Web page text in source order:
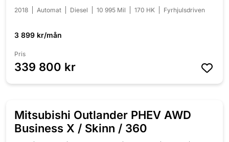
2018 Automat Diesel 10 995 Mil 170 HK Fyrhjulsdriven
3 899 kr/mån
Pris
339 800 kr
Mitsubishi Outlander PHEV AWD
Business X / Skinn / 360